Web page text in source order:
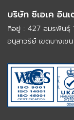
บริษัท ซีเอเค อิน
ที่อยู่ : 427 อมรพันธุ์
อนุสาวรีย์ เขตบางเ